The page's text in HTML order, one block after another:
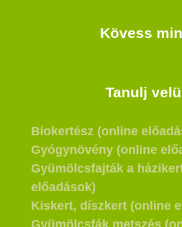
Kövess
Tanulj
Biokertész (online
Gyógynövény (online
Gyümölcsfajták a
előadások)
Kiskert, díszkert (online